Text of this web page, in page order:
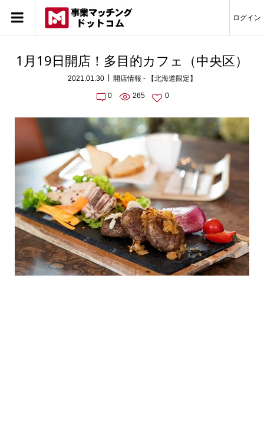
ログイン
1月19日開店！多目的カフェ（中央区）
2021.01.30 開店情報 - 【北海道限定】
0 265 0